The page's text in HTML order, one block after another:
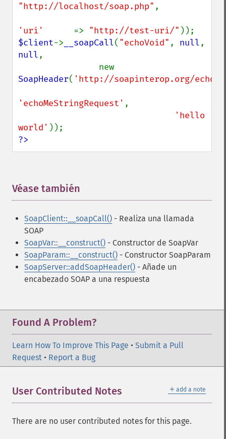
"http://localhost/soap.php" ,
'uri' => "http://test-uri/"
$client-> __soapCall( "echoVoid" , null
null,
SoapHeader( 'http://soapinterop.org/
'echoMeStringRequest' ,
'hello
world'
?>
Véase también
SoapClient::__soapCall() - Realiza una llamada
SOAP
SoapVar::__construct() - Constructor de SoapVar
SoapParam::__construct() - Constructor SoapParam
SoapServer::addSoapHeader() - Añade un
encabezado SOAP a una respuesta
Found A Problem?
Learn How To Improve This Page • Submit a Pull
Request • Report a Bug
＋ add a note
User Contributed Notes
There are no user contributed notes for this page.